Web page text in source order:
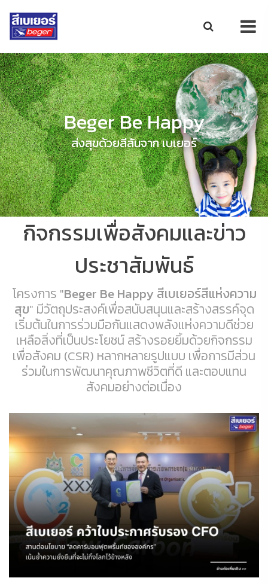
Beger Be Happy
ส่งสุขด้วยสีสันจาก เบเยอร์
กิจกรรมเพื่อสังคมและข่าว
ประชาสัมพันธ์
โครงการ "Beger Be Happy สีเบเยอร์สีแห่งความ
สุข" มีวัตถุประสงค์เพื่อสนับสนุนและสร้างสรรค์จุด
เริ่มต้นในการร่วมมือกันแสดงพลังแห่งความดีช่วย
เหลือสิ่งที่เป็นประโยชน์ สร้างรอยยิ้มด้วยกิจกรรม
เพื่อสังคม (CSR) หลากหลายรูปแบบ เพื่อการมีส่วน
ร่วมในการพัฒนาคุณภาพชีวิตที่ดี และตอบแทน
สังคมอย่างต่อเนื่อง